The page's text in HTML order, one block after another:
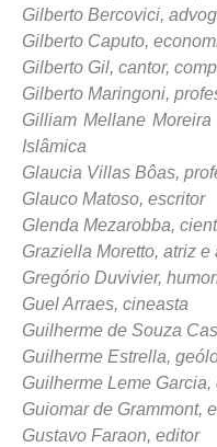
Gilberto Bercovici,
Gilberto Caputo,
Gilberto Gil, cantor,
Gilberto Maringoni,
Gilliam Mellane
Islâmica
Glaucia Villas Bôas,
Glauco Matoso, escritor
Glenda Mezarobba,
Graziella Moretto, atriz e
Gregório Duvivier,
Guel Arraes, cineasta
Guilherme de Souza
Guilherme Estrella,
Guilherme Leme Garcia,
Guiomar de Grammont,
Gustavo Faraon, editor